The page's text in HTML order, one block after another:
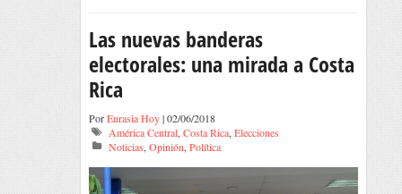
Las nuevas banderas
electorales: una mirada a Costa
Rica
PorEurasia Hoy| 02/06/2018
América Central, Costa Rica, Elecciones
Noticias, Opinión, Política